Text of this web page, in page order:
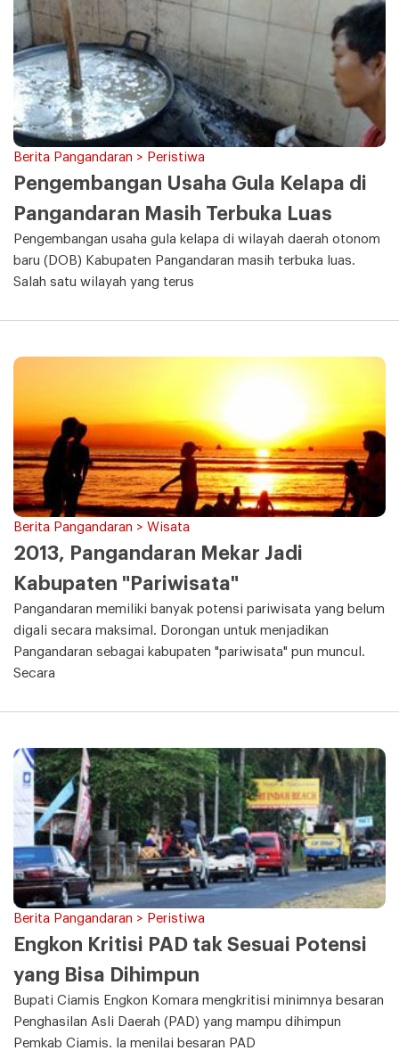
Berita Pangandaran > Peristiwa
Pengembangan Usaha Gula Kelapa di
Pangandaran Masih Terbuka Luas
Pengembangan usaha gula kelapa di wilayah daerah otonom
baru (DOB) Kabupaten Pangandaran masih terbuka luas.
Salah satu wilayah yang terus
Berita Pangandaran > Wisata
2013, Pangandaran Mekar Jadi
Kabupaten "Pariwisata"
Pangandaran memiliki banyak potensi pariwisata yang belum
digali secara maksimal. Dorongan untuk menjadikan
Pangandaran sebagai kabupaten "pariwisata" pun muncul.
Secara
Berita Pangandaran > Peristiwa
Engkon Kritisi PAD tak Sesuai Potensi
yang Bisa Dihimpun
Bupati Ciamis Engkon Komara mengkritisi minimnya besaran
Penghasilan Asli Daerah (PAD) yang mampu dihimpun
Pemkab Ciamis. Ia menilai besaran PAD